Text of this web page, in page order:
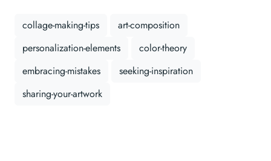
collage-making-tips
art-composition
personalization-elements
color-theory
embracing-mistakes
seeking-inspiration
sharing-your-artwork